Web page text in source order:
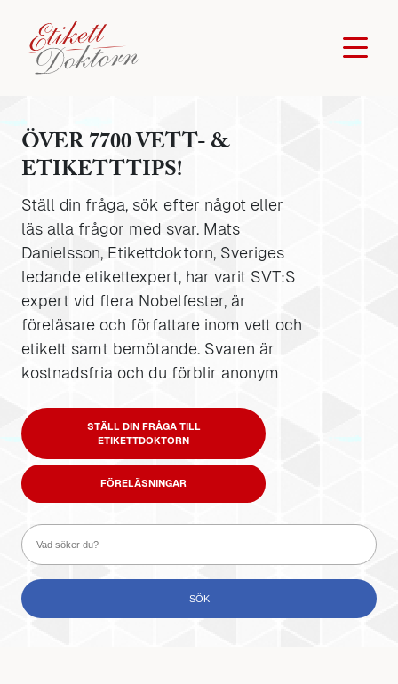
ÖVER 7700 VETT- &
ETIKETTTIPS!
Ställ din fråga, sök efter något eller
läs alla frågor med svar. Mats
Danielsson, Etikettdoktorn, Sveriges
ledande etikettexpert, har varit SVT:S
expert vid flera Nobelfester, är
föreläsare och författare inom vett och
etikett samt bemötande. Svaren är
kostnadsfria och du förblir anonym
STÄLL DIN FRÅGA TILL
ETIKETTDOKTORN
FÖRELÄSNINGAR